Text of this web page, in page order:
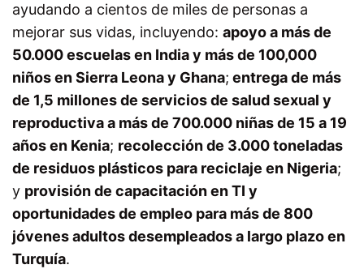
ayudando a cientos de miles de personas a
mejorar sus vidas, incluyendo: apoyo a más de
50.000 escuelas en India y más de 100,000
niños en Sierra Leona y Ghana; entrega de más
de 1,5 millones de servicios de salud sexual y
reproductiva a más de 700.000 niñas de 15 a 19
años en Kenia; recolección de 3.000 toneladas
de residuos plásticos para reciclaje en Nigeria;
y provisión de capacitación en TI y
oportunidades de empleo para más de 800
jóvenes adultos desempleados a largo plazo en
Turquía.